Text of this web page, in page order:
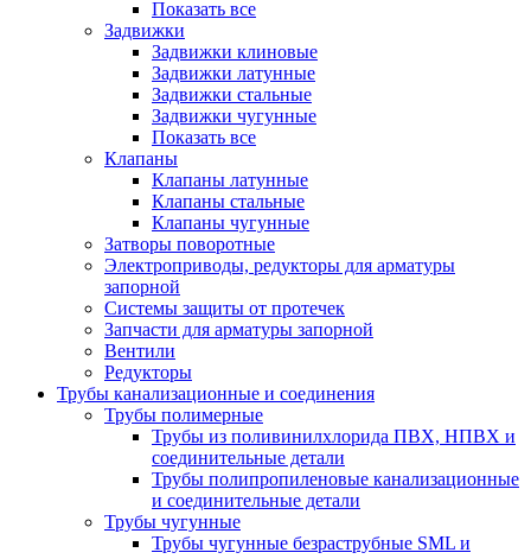
Показать все
Задвижки
Задвижки клиновые
Задвижки латунные
Задвижки стальные
Задвижки чугунные
Показать все
Клапаны
Клапаны латунные
Клапаны стальные
Клапаны чугунные
Затворы поворотные
Электроприводы, редукторы для арматуры
запорной
Системы защиты от протечек
Запчасти для арматуры запорной
Вентили
Редукторы
Трубы канализационные и соединения
Трубы полимерные
Трубы из поливинилхлорида ПВХ, НПВХ и
соединительные детали
Трубы полипропиленовые канализационные
и соединительные детали
Трубы чугунные
Трубы чугунные безраструбные SML и